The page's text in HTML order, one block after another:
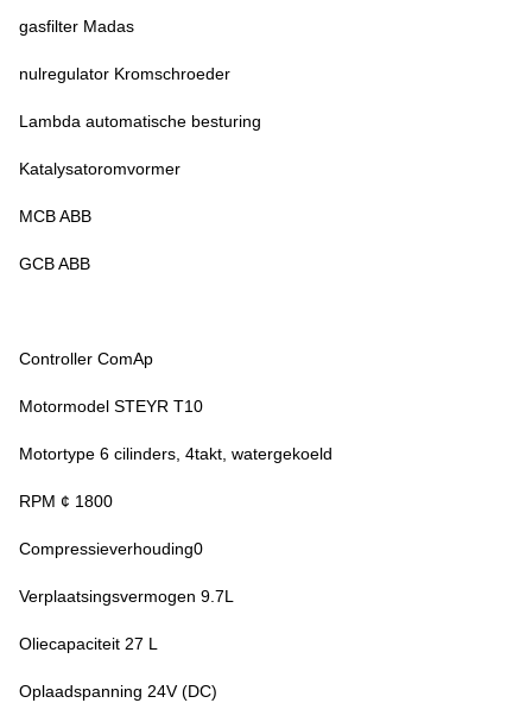
gasfilter Madas
nulregulator Kromschroeder
Lambda automatische besturing
Katalysatoromvormer
MCB ABB
GCB ABB
Controller ComAp
Motormodel STEYR T10
Motortype 6 cilinders, 4takt, watergekoeld
RPM ¢ 1800
Compressieverhouding0
Verplaatsingsvermogen 9.7L
Oliecapaciteit 27 L
Oplaadspanning 24V (DC)